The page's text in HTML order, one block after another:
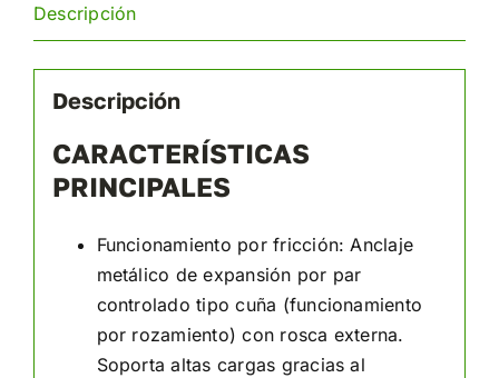
Descripción
Descripción
CARACTERÍSTICAS
PRINCIPALES
Funcionamiento por fricción: Anclaje
metálico de expansión por par
controlado tipo cuña (funcionamiento
por rozamiento) con rosca externa.
Soporta altas cargas gracias al